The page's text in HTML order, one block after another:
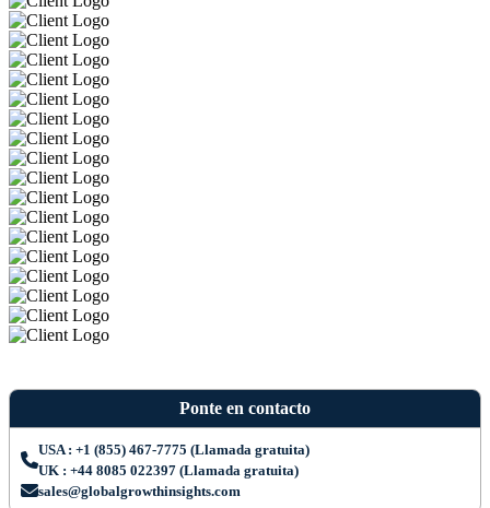
Ponte en contacto
USA : +1 (855) 467-7775 (Llamada gratuita)
UK : +44 8085 022397 (Llamada gratuita)
sales@globalgrowthinsights.com